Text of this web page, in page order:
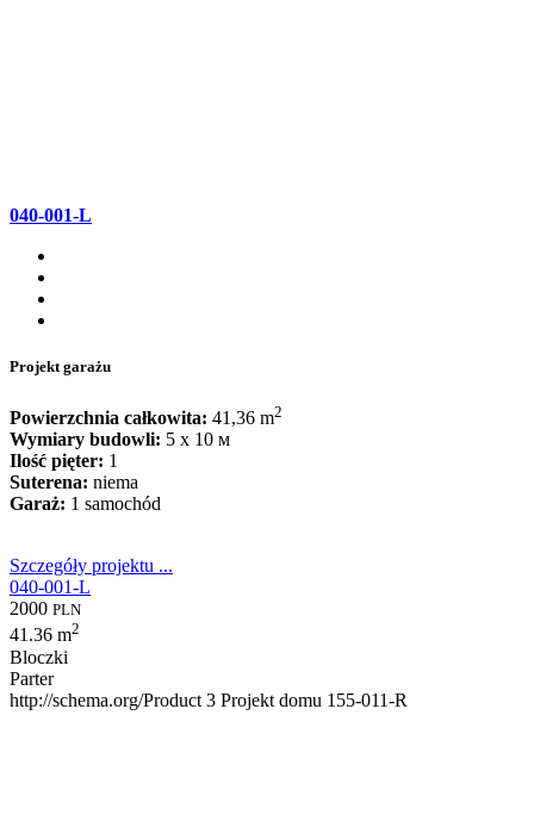
040-001-L
Projekt garażu
Powierzchnia całkowita: 41,36 m2
Wymiary budowli: 5 x 10 м
Ilość pięter: 1
Suterena: niema
Garaż: 1 samochód
Szczegóły projektu ...
040-001-L
2000 PLN
41.36 m2
Bloczki
Parter
http://schema.org/Product 3 Projekt domu 155-011-R